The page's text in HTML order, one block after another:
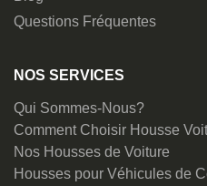
Questions Fréquentes
NOS SERVICES
Qui Sommes-Nous?
Comment Choisir Housse
Nos Housses de Voiture
Housses pour Véhicules de